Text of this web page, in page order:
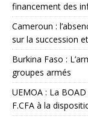
financement des
Cameroun :
sur la succession
Burkina Faso :
groupes armés
UEMOA : La
F.CFA à la